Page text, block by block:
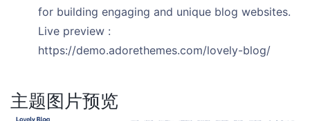
for building engaging and unique blog websites.
Live preview :
https://demo.adorethemes.com/lovely-blog/
主题图片预览